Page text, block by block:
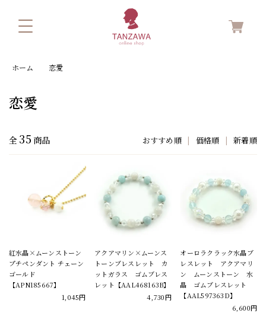
ホーム 恋愛
恋愛
全 35 商品 おすすめ順 | 価格順 | 新着順
紅水晶×ムーンストーン
プチペンダント チェーン
ゴールド
【APN185667】
1,045円
アクアマリン×ムーンス
トーンブレスレット カ
ットガラス ゴムブレス
レット【AAL468163B】
4,730円
オーロラクラック水晶ブ
レスレット アクアマリ
ン ムーンストーン 水
晶 ゴムブレスレット
【AAL597363D】
6,600円